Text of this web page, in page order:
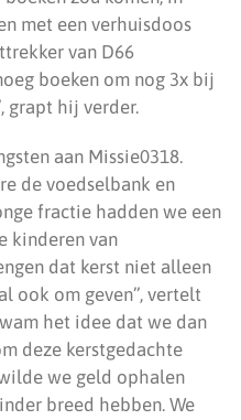
met een verhuisdoos
van D66
boeken om nog 3x bij
grapt hij verder.
aan Missie0318.
de voedselbank en
fractie hadden we een
kinderen van
dat kerst niet alleen
ook om geven”, vertelt
het idee dat we dan
deze kerstgedachte
we geld ophalen
breed hebben. We